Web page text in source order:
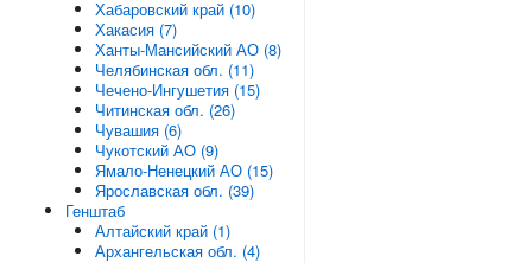
Хабаровский край (10)
Хакасия (7)
Ханты-Мансийский АО (8)
Челябинская обл. (11)
Чечено-Ингушетия (15)
Читинская обл. (26)
Чувашия (6)
Чукотский АО (9)
Ямало-Ненецкий АО (15)
Ярославская обл. (39)
Генштаб
Алтайский край (1)
Архангельская обл. (4)